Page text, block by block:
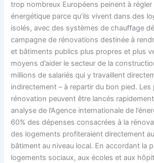
trop nombreux Européens peinent à régler
énergétique parce qu’ils vivent dans des
isolés, avec des systèmes de chauffage
campagne de rénovations destinée à
et bâtiments publics plus propres et plus
moyens d’aider le secteur de la
millions de salariés qui y travaillent
indirectement – à repartir du bon pied. Les
rénovation peuvent être lancés
analyse de l’Agence internationale de
60% des dépenses consacrées à la
des logements profiteraient directement
bâtiment au niveau local. En accordant la
logements sociaux, aux écoles et aux